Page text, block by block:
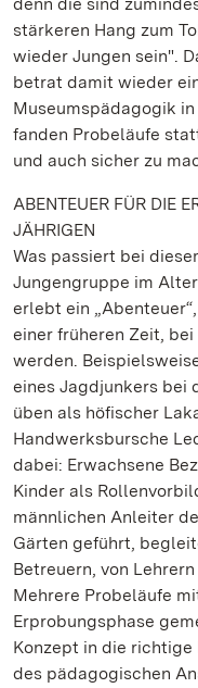
stärkeren Hang zum
wieder Jungen sein".
betrat damit wieder
Museumspädagogik
fanden Probeläufe
und auch sicher zu
ABENTEUER FÜR DIE
JÄHRIGEN
Was passiert bei
Jungengruppe im
erlebt ein
einer früheren Zeit,
werden.
eines Jagdjunkers bei
üben als höfischer
Handwerksbursche
dabei: Erwachsene
Kinder als
männlichen Anleiter
Gärten geführt,
Betreuern, von
Mehrere Probeläufe
Erprobungsphase
Konzept in die
des pädagogischen